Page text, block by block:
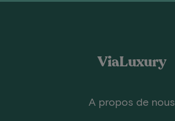
ViaLuxury
A propos de nous